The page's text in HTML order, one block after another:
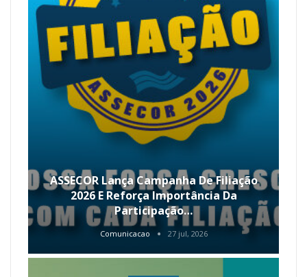
ASSECOR Lança Campanha De Filiação
2026 E Reforça Importância Da
Participação…
Comunicacao 27 jul, 2026